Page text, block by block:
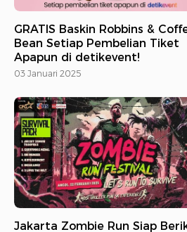
GRATIS Baskin Robbins &
Bean Setiap Pembelian Tiket
Apapun di detikevent!
03 Januari 2025
Jakarta Zombie Run Siap